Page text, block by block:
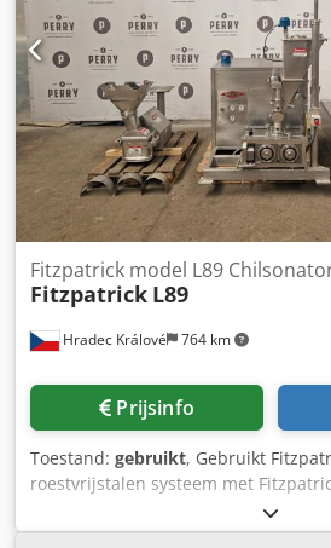
Hradec Králové 764 km
Fitzpatrick model L89
Fitzpatrick L89
Prijsinfo
Toestand: gebruikt, Gebruikt
roestvrijstalen systeem met
comminutor. Chjdoxd Alnjpfx Aanea
- Model: L89 - Materiaal: